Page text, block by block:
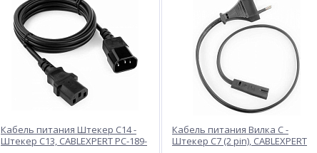
Кабель питания Штекер C14 -
Штекер C13, CABLEXPERT PC-189-
Кабель питания Вилка C -
Штекер C7 (2 pin), CABLEXPERT